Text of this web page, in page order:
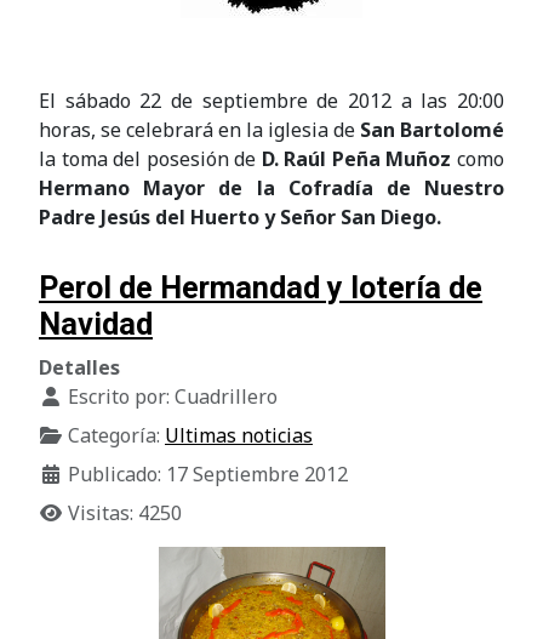
El sábado 22 de septiembre de 2012 a las 20:00
horas, se celebrará en la iglesia de San Bartolomé
la toma del posesión de D. Raúl Peña Muñoz como
Hermano Mayor de la Cofradía de Nuestro
Padre Jesús del Huerto y Señor San Diego.
Perol de Hermandad y lotería de
Navidad
Detalles
Escrito por: Cuadrillero
Categoría: Ultimas noticias
Publicado: 17 Septiembre 2012
Visitas: 4250